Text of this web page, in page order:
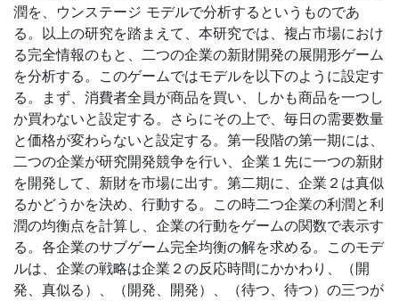
潤を、ウンステージ モデルで分析するというものであ
る。以上の研究を踏まえて、本研究では、複占市場におけ
る完全情報のもと、二つの企業の新財開発の展開形ゲーム
を分析する。このゲームではモデルを以下のように設定す
る。まず、消費者全員が商品を買い、しかも商品を一つし
か買わないと設定する。さらにその上で、毎日の需要数量
と価格が変わらないと設定する。第一段階の第一期には、
二つの企業が研究開発競争を行い、企業１先に一つの新財
を開発して、新財を市場に出す。第二期に、企業２は真似
るかどうかを決め、行動する。この時二つ企業の利潤と利
潤の均衡点を計算し、企業の行動をゲームの関数で表示す
る。各企業のサブゲーム完全均衡の解を求める。このモデ
ルは、企業の戦略は企業２の反応時間にかかわり、（開
発、真似る）、（開発、開発）、（待つ、待つ）の三つが